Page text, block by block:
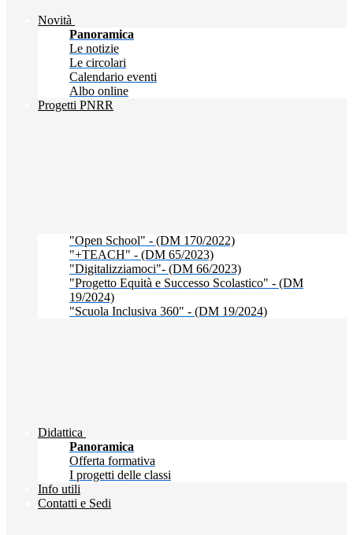
Novità
Panoramica
Le notizie
Le circolari
Calendario eventi
Albo online
Progetti PNRR
"Open School" - (DM 170/2022)
"+TEACH" - (DM 65/2023)
"Digitalizziamoci"- (DM 66/2023)
"Progetto Equità e Successo Scolastico" - (DM
19/2024)
"Scuola Inclusiva 360" - (DM 19/2024)
Didattica
Panoramica
Offerta formativa
I progetti delle classi
Info utili
Contatti e Sedi